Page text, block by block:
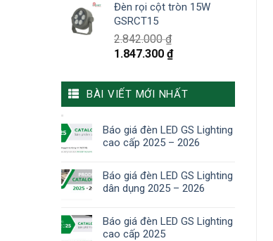
Đèn rọi cột tròn 15W
GSRCT15
2.842.000₫
1.847.300 ₫
BÀI VIẾT MỚI NHẤT
Báo giá đèn LED GS Lighting
cao cấp 2025 – 2026
Báo giá đèn LED GS Lighting
dân dụng 2025 – 2026
Báo giá đèn LED GS Lighting
cao cấp 2025